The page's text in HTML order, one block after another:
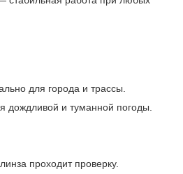
для города и трассы.
и туманной погоды.
проходит проверку.